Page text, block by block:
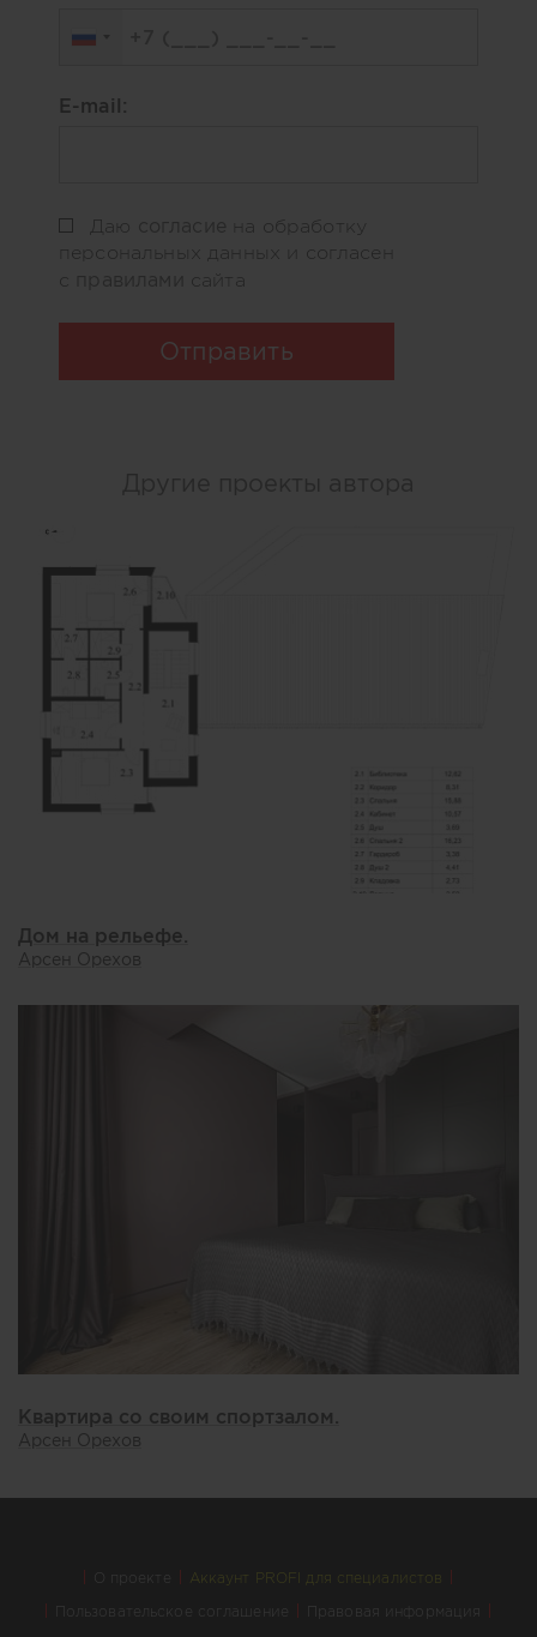
E-mail:
Даю
на обработку
персональных данных и согласен
с
сайта
Отправить
Дом на рельефе.
Арсен Орехов
Квартира со своим спортзалом.
Арсен Орехов
О проекте Аккаунт PROFI для специалистов
Пользовательское соглашение Правовая информация